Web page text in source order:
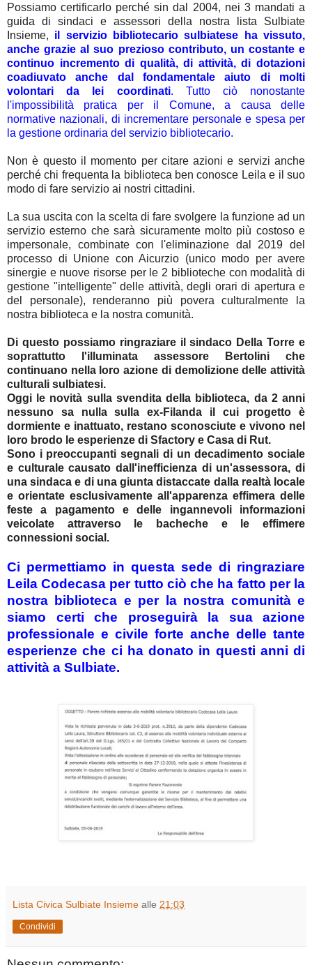
Possiamo certificarlo perché sin dal 2004, nei 3 mandati a
guida di sindaci e assessori della nostra lista Sulbiate
Insieme, il servizio bibliotecario sulbiatese ha vissuto,
anche grazie al suo prezioso contributo, un costante e
continuo incremento di qualità, di attività, di dotazioni
coadiuvato anche dal fondamentale aiuto di molti
volontari da lei coordinati. Tutto ciò nonostante
l'impossibilità pratica per il Comune, a causa delle
normative nazionali, di incrementare personale e spesa per
la gestione ordinaria del servizio bibliotecario.
Non è questo il momento per citare azioni e servizi anche
perché chi frequenta la biblioteca ben conosce Leila e il suo
modo di fare servizio ai nostri cittadini.
La sua uscita con la scelta di fare svolgere la funzione ad un
servizio esterno che sarà sicuramente molto più costoso e
impersonale, combinate con l'eliminazione dal 2019 del
processo di Unione con Aicurzio (unico modo per avere
sinergie e nuove risorse per le 2 biblioteche con modalità di
gestione "intelligente" delle attività, degli orari di apertura e
del personale), renderanno più povera culturalmente la
nostra biblioteca e la nostra comunità.
Di questo possiamo ringraziare il sindaco Della Torre e
soprattutto l'illuminata assessore Bertolini che
continuano nella loro azione di demolizione delle attività
culturali sulbiatesi.
Oggi le novità sulla svendita della biblioteca, da 2 anni
nessuno sa nulla sulla ex-Filanda il cui progetto è
dormiente e inattuato, restano sconosciute e vivono nel
loro brodo le esperienze di Sfactory e Casa di Rut.
Sono i preoccupanti segnali di un decadimento sociale
e culturale causato dall'inefficienza di un'assessora, di
una sindaca e di una giunta distaccate dalla realtà locale
e orientate esclusivamente all'apparenza effimera delle
feste a pagamento e delle ingannevoli informazioni
veicolate attraverso le bacheche e le effimere
connessioni social.
Ci permettiamo in questa sede di ringraziare
Leila Codecasa per tutto ciò che ha fatto per la
nostra biblioteca e per la nostra comunità e
siamo certi che proseguirà la sua azione
professionale e civile forte anche delle tante
esperienze che ci ha donato in questi anni di
attività a Sulbiate.
Lista Civica Sulbiate Insieme alle 21:03
Condividi